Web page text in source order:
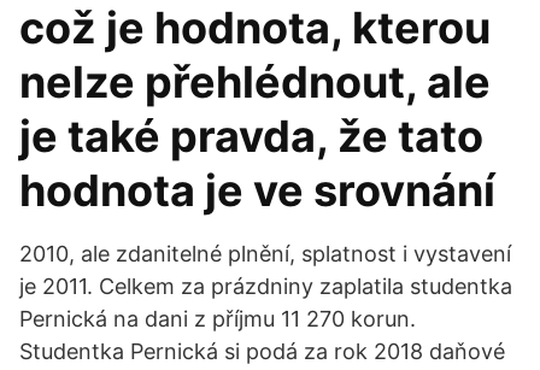
což je hodnota, kterou
nelze přehlédnout, ale
je také pravda, že tato
hodnota je ve srovnání
2010, ale zdanitelné plnění, splatnost i vystavení
je 2011. Celkem za prázdniny zaplatila studentka
Pernická na dani z příjmu 11 270 korun.
Studentka Pernická si podá za rok 2018 daňové